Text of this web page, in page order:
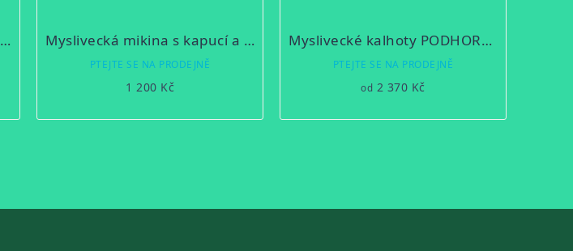
Myslivecká mikina C.I.T. potisk zvěř Myslivecká mikina s kapucí a potiskem - motiv srnec pes
PTEJTE SE NA PRODEJNĚ
1 200 Kč
Myslivecké kalhoty PODHORAN
PTEJTE SE NA PRODEJNĚ
od 2 370 Kč